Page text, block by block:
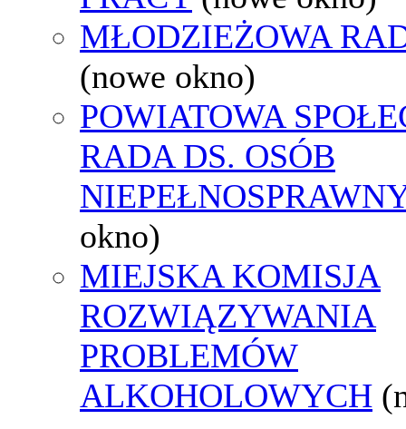
MŁODZIEŻOWA
(nowe okno)
POWIATOWA
RADA DS. OSÓB
okno)
MIEJSKA KOMISJA
ROZWIĄZYWANIA
PROBLEMÓW
ALKOHOLOWYCH